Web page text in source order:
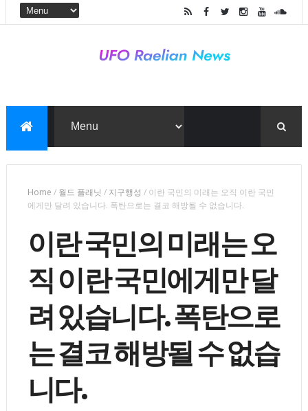
Home / 월드 플래닛 / 지구행성 / 이란 국민의 미래는 오직 이란 국민
에게만 달려 있습니다. 폭탄으로는 결코 해방될 수 없습니다.
이란 국민의 미래는 오
직 이란 국민에게만 달
려 있습니다. 폭탄으로
는 결코 해방될 수 없습
니다.